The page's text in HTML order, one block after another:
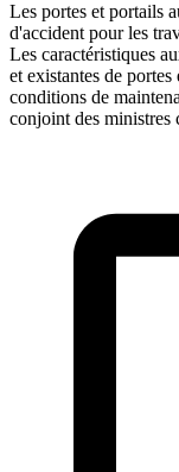
Les portes et portails
d'accident pour les
Les caractéristiques
et existantes de
conditions de
conjoint des ministres